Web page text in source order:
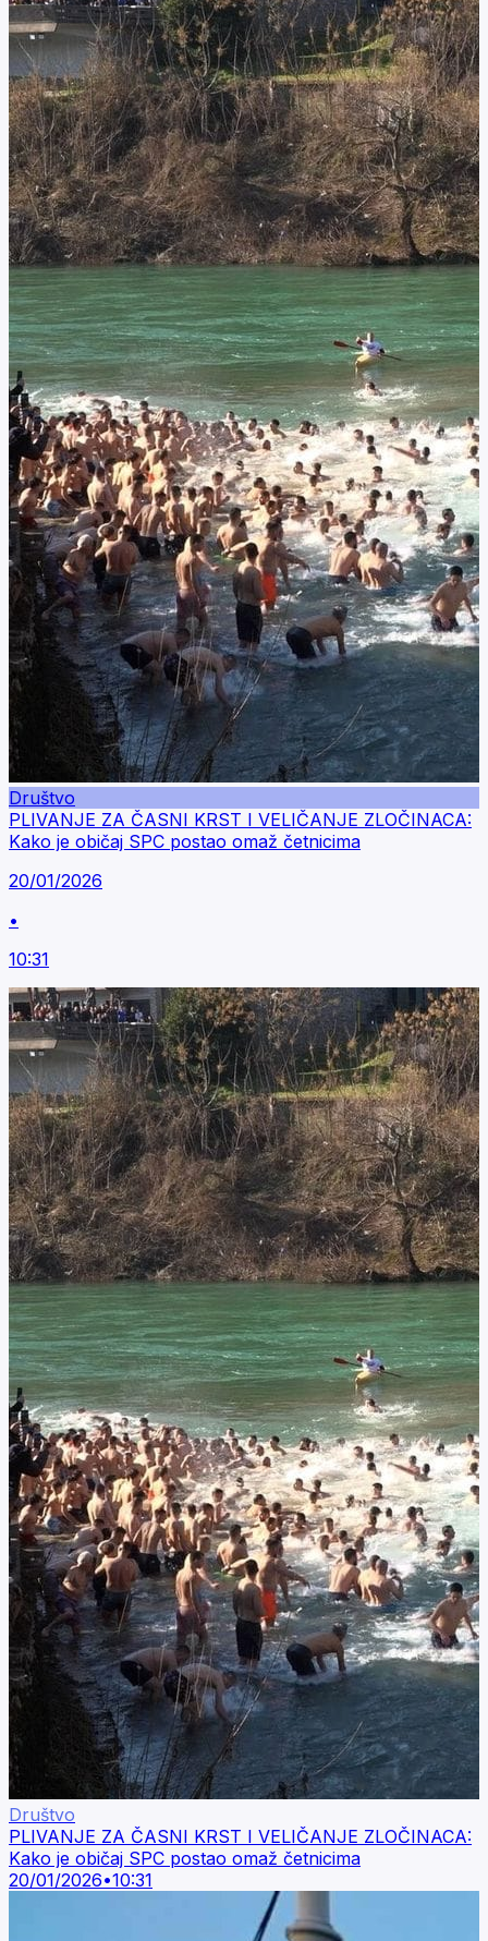
Društvo
PLIVANJE ZA ČASNI KRST I VELIČANJE ZLOČINACA:
Kako je običaj SPC postao omaž četnicima
20/01/2026
•
10:31
Društvo
PLIVANJE ZA ČASNI KRST I VELIČANJE ZLOČINACA:
Kako je običaj SPC postao omaž četnicima
20/01/2026•10:31